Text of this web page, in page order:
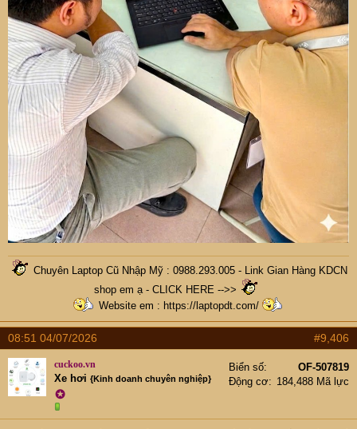
Chuyên Laptop Cũ Nhập Mỹ : 0988.293.005 - Link Gian Hàng KDCN
shop em ạ - CLICK HERE -->>
Website em : https://laptopdt.com/
08:51 04/07/2026 #9,406
cuckoo.vn
Xe hơi {Kinh doanh chuyên nghiệp}
✪
Biển số
OF-507819
Động cơ
184,488 Mã lực